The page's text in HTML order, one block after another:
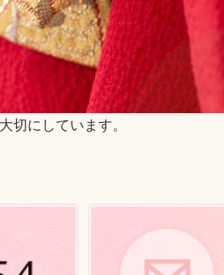
切にしています。